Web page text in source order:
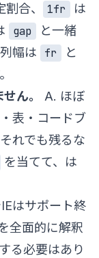
合、 1fr
は
gap
と一緒
幅は
fr
と
ん。
A. ほぼ
表・コードブ
れでも残るな
を当てて、は
はサポート終
全面的に解釈
る必要はあり